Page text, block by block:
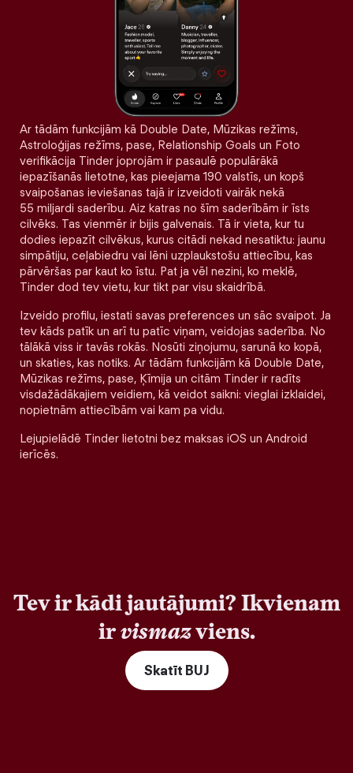
Ar tādām funkcijām kā Double Date, Mūzikas režīms,
Astroloģijas režīms, pase, Relationship Goals un Foto
verifikācija Tinder joprojām ir pasaulē populārākā
iepazīšanās lietotne, kas pieejama 190 valstīs, un kopš
svaipošanas ieviešanas tajā ir izveidoti vairāk nekā
55 miljardi saderību. Aiz katras no šīm saderībām ir īsts
cilvēks. Tas vienmēr ir bijis galvenais. Tā ir vieta, kur tu
dodies iepazīt cilvēkus, kurus citādi nekad nesatiktu: jaunu
simpātiju, ceļabiedru vai lēni uzplaukstošu attiecību, kas
pārvēršas par kaut ko īstu. Pat ja vēl nezini, ko meklē,
Tinder dod tev vietu, kur tikt par visu skaidrībā.
Izveido profilu, iestati savas preferences un sāc svaipot. Ja
tev kāds patīk un arī tu patīc viņam, veidojas saderība. No
tālākā viss ir tavās rokās. Nosūti ziņojumu, sarunā ko kopā,
un skaties, kas notiks. Ar tādām funkcijām kā Double Date,
Mūzikas režīms, pase, Ķīmija un citām Tinder ir radīts
visdažādākajiem veidiem, kā veidot saikni: vieglai izklaidei,
nopietnām attiecībām vai kam pa vidu.
Lejupielādē Tinder lietotni bez maksas iOS un Android
ierīcēs.
Tev ir kādi jautājumi? Ikvienam
irvismazviens.
Skatīt BUJ